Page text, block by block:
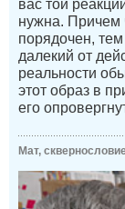
вас той
нужна. Причем
порядочен,
далекий от
реальности
этот образ в
его
Мат,